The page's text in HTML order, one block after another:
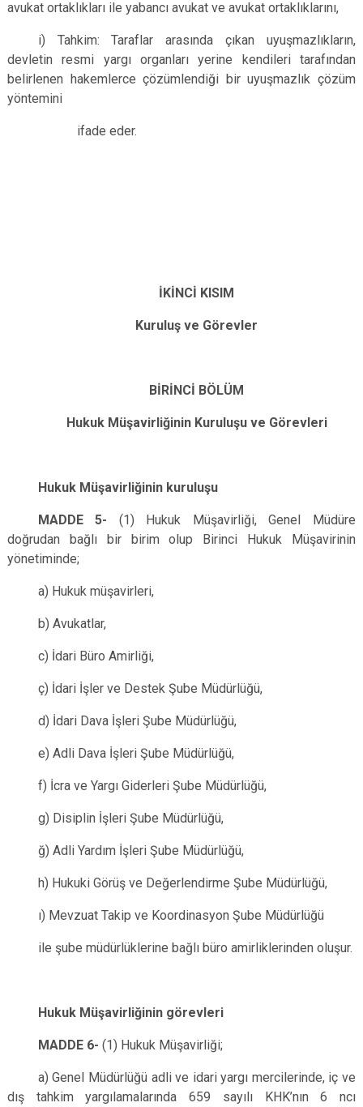
avukat ortaklıkları ile yabancı avukat ve avukat ortaklıklarını,
i) Tahkim: Taraflar arasında çıkan uyuşmazlıkların,
devletin resmi yargı organları yerine kendileri tarafından
belirlenen hakemlerce çözümlendiği bir uyuşmazlık çözüm
yöntemini
ifade eder.
İKİNCİ KISIM
Kuruluş ve Görevler
BİRİNCİ BÖLÜM
Hukuk Müşavirliğinin Kuruluşu ve Görevleri
Hukuk Müşavirliğinin kuruluşu
MADDE 5- (1) Hukuk Müşavirliği, Genel Müdüre
doğrudan bağlı bir birim olup Birinci Hukuk Müşavirinin
yönetiminde;
a) Hukuk müşavirleri,
b) Avukatlar,
c) İdari Büro Amirliği,
ç) İdari İşler ve Destek Şube Müdürlüğü,
d) İdari Dava İşleri Şube Müdürlüğü,
e) Adli Dava İşleri Şube Müdürlüğü,
f) İcra ve Yargı Giderleri Şube Müdürlüğü,
g) Disiplin İşleri Şube Müdürlüğü,
ğ) Adli Yardım İşleri Şube Müdürlüğü,
h) Hukuki Görüş ve Değerlendirme Şube Müdürlüğü,
ı) Mevzuat Takip ve Koordinasyon Şube Müdürlüğü
ile şube müdürlüklerine bağlı büro amirliklerinden oluşur.
Hukuk Müşavirliğinin görevleri
MADDE 6- (1) Hukuk Müşavirliği;
a) Genel Müdürlüğü adli ve idari yargı mercilerinde, iç ve
dış tahkim yargılamalarında 659 sayılı KHK’nın 6 ncı